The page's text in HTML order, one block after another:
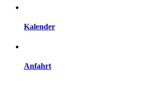
Kalender
Anfahrt